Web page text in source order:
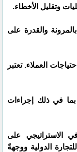
وتقليل الأخطاء.
والقدرة على
العملاء. تعتبر
بما في ذلك إجراءات
الاستراتيجي على
الدولية ووجهةً